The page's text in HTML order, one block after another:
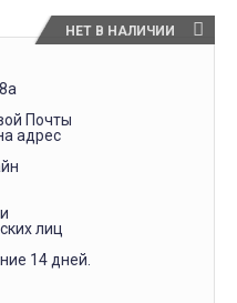
НЕТ В НАЛИЧИИ
Почты
адрес
лиц
14 дней.